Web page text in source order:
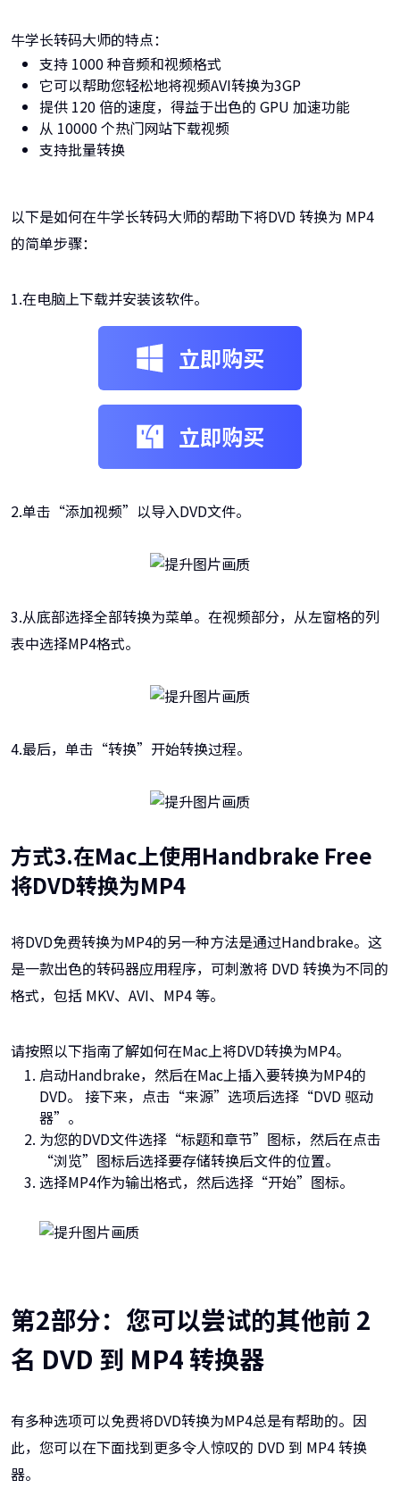
牛学长转码大师的特点：
支持 1000 种音频和视频格式
它可以帮助您轻松地将视频AVI转换为3GP
提供 120 倍的速度，得益于出色的 GPU 加速功能
从 10000 个热门网站下载视频
支持批量转换
以下是如何在牛学长转码大师的帮助下将DVD 转换为 MP4
的简单步骤：
1.在电脑上下载并安装该软件。
立即购买
立即购买
2.单击“添加视频”以导入DVD文件。
3.从底部选择全部转换为菜单。在视频部分，从左窗格的列
表中选择MP4格式。
4.最后，单击“转换”开始转换过程。
方式3.在Mac上使用Handbrake Free
将DVD转换为MP4
将DVD免费转换为MP4的另一种方法是通过Handbrake。这
是一款出色的转码器应用程序，可刺激将 DVD 转换为不同的
格式，包括 MKV、AVI、MP4 等。
请按照以下指南了解如何在Mac上将DVD转换为MP4。
启动Handbrake，然后在Mac上插入要转换为MP4的
DVD。 接下来，点击“来源”选项后选择“DVD 驱动
器”。
为您的DVD文件选择“标题和章节”图标，然后在点击
“浏览”图标后选择要存储转换后文件的位置。
选择MP4作为输出格式，然后选择“开始”图标。
第2部分：您可以尝试的其他前 2
名 DVD 到 MP4 转换器
有多种选项可以免费将DVD转换为MP4总是有帮助的。因
此，您可以在下面找到更多令人惊叹的 DVD 到 MP4 转换
器。